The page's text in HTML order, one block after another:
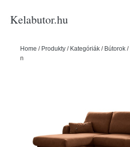
Kelabutor.hu
Home / Produkty / Kategóriák / Bútorok /
narancssárga kinyitható sarokkanapé,